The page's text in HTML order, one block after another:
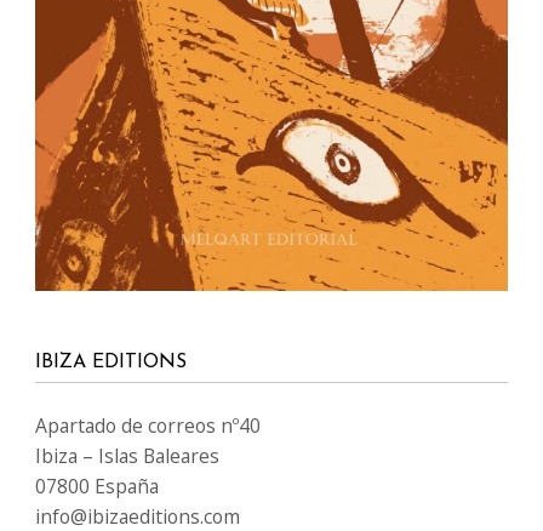
IBIZA EDITIONS
Apartado de correos nº40
Ibiza – Islas Baleares
07800 España
info@ibizaeditions.com